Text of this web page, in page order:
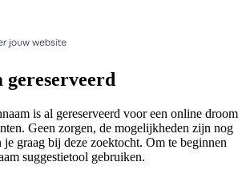
gereserveerd
is al gereserveerd voor een online droom
Geen zorgen, de mogelijkheden zijn nog
je graag bij deze zoektocht. Om te beginnen
suggestietool gebruiken.